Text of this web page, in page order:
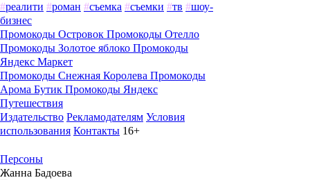
#реалити #роман #съемка #съемки #тв #шоу-
бизнес
Промокоды Островок Промокоды Отелло
Промокоды Золотое яблоко Промокоды
Яндекс Маркет
Промокоды Снежная Королева Промокоды
Арома Бутик Промокоды Яндекс
Путешествия
Издательство Рекламодателям Условия
использования Контакты 16+
Персоны
Жанна Бадоева